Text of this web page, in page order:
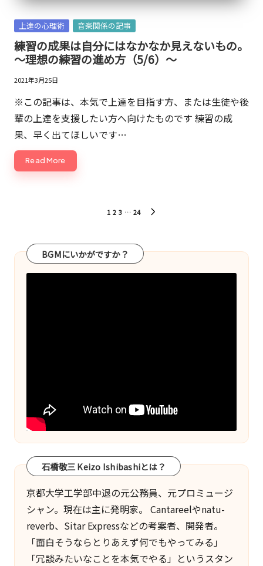
Posted
in
上達の心理術 音楽関係の記事
練習の成果は自分にはなかなか見えないもの。
～理想の練習の進め方（5/6）～
2021年3月25日
※この記事は、本気で上達を目指す方、または生徒や後
輩の上達を支援したい方へ向けたものです 練習の成
果、早く出てほしいです…
Read More
の
ペ
ー
1 2 3 … 24
BGMにいかがですか？
石橋敬三 Keizo Ishibashiとは？
京都大学工学部中退の元公務員、元プロミュージ
シャン。現在は主に発明家。 Cantareelやnatu-
reverb、 Sitar Expressなどの考案者、開発者。
「面白そうならとりあえず何でもやってみる」
「冗談みたいなことを本気でやる」というスタン